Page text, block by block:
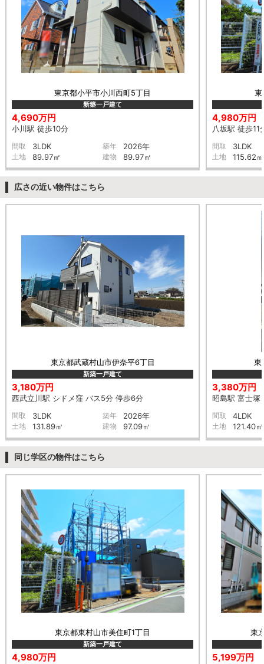
東京都小平市小川西町5丁目
新築一戸建て
4,690万円
小川駅 徒歩10分
間取 3LDK 築年 2026年
土地 89.97㎡ 建物 89.97㎡
東
4,980万円
八坂駅 徒歩11
間取 3LDK
土地 115.62㎡
広さの近い物件はこちら
東京都武蔵村山市伊奈平6丁目
新築一戸建て
3,180万円
西武立川駅 シドメ窪 バス5分 停歩6分
間取 3LDK 築年 2026年
土地 131.89㎡ 建物 97.09㎡
東
3,380万円
昭島駅 富士塚
間取 4LDK
土地 121.40㎡
同じ学区の物件はこちら
東京都東村山市美住町1丁目
新築一戸建て
4,980万円
東
5,199万円